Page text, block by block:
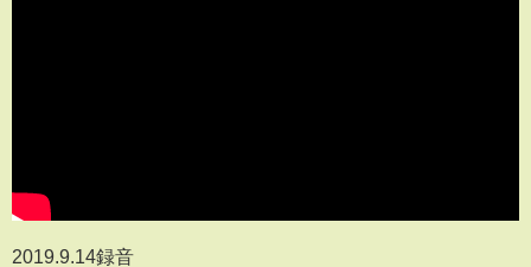
2019.9.14録音